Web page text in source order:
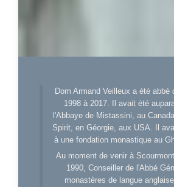
Dom Armand Veilleux a été abbé
1998 à 2017. Il avait été
l'Abbaye de Mistassini, au
Spirit, en Géorgie, aux USA. Il
à une fondation monastique au
Au moment de venir à
1990, Conseiller de l'Abbé
monastères de langue